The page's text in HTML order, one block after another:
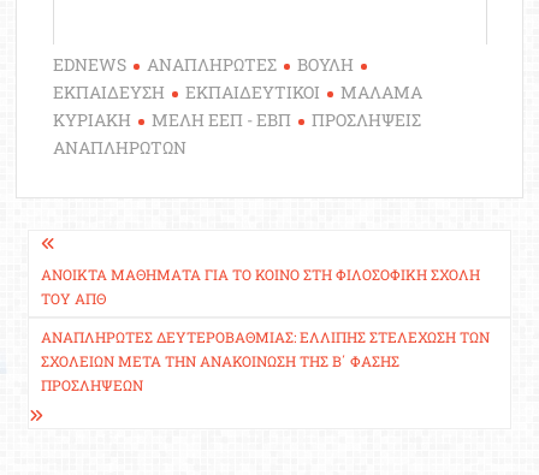
EDNEWS ΑΝΑΠΛΗΡΩΤΕΣ
ΒΟΥΛΗ
ΕΚΠΑΙΔΕΥΣΗ
ΕΚΠΑΙΔΕΥΤΙΚΟΙ
ΜΑΛΑΜΑ
ΚΥΡΙΑΚΗ
ΜΕΛΗ ΕΕΠ - ΕΒΠ
ΠΡΟΣΛΗΨΕΙΣ
ΑΝΑΠΛΗΡΩΤΩΝ
Πλοήγηση
άρθρων
ΑΝΟΙΚΤΆ ΜΑΘΉΜΑΤΑ ΓΙΑ ΤΟ ΚΟΙΝΌ ΣΤΗ ΦΙΛΟΣΟΦΙΚΉ ΣΧΟΛΉ
ΤΟΥ ΑΠΘ
ΑΝΑΠΛΗΡΩΤΈΣ ΔΕΥΤΕΡΟΒΆΘΜΙΑΣ: ΕΛΛΙΠΉΣ ΣΤΕΛΈΧΩΣΗ ΤΩΝ
ΣΧΟΛΕΊΩΝ ΜΕΤΆ ΤΗΝ ΑΝΑΚΟΊΝΩΣΗ ΤΗΣ Β΄ ΦΆΣΗΣ
ΠΡΟΣΛΉΨΕΩΝ